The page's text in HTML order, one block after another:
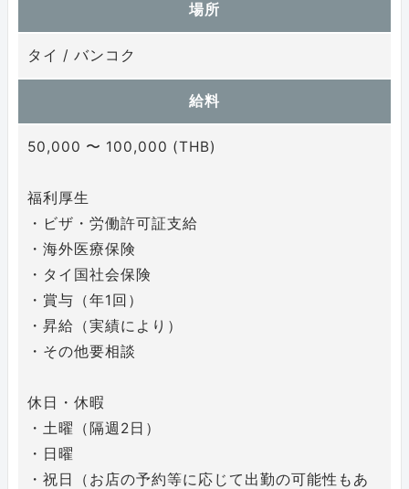
場所
タイ / バンコク
給料
50,000 〜 100,000 (THB)
福利厚生
・ビザ・労働許可証支給
・海外医療保険
・タイ国社会保険
・賞与（年1回）
・昇給（実績により）
・その他要相談
休日・休暇
・土曜（隔週2日）
・日曜
・祝日（お店の予約等に応じて出勤の可能性もあ